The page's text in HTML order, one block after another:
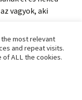
vagyok, aki
most relevant
and repeat visits.
of ALL the cookies.